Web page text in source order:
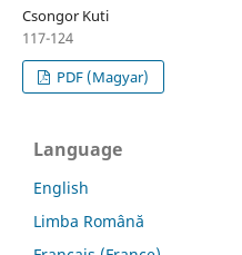
Csongor Kuti
117-124
PDF (Magyar)
Language
English
Limba Română